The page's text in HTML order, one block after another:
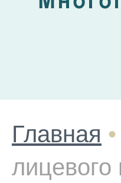
Главная •
лицевого